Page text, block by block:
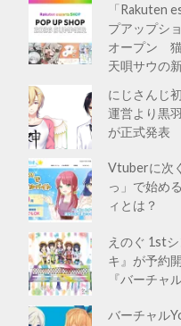
「Rakuten
プアップシ
オープン 猫
天唄サウの
にじさんじ
運営より黒
が正式発表
Vtuberに次
っ」で始め
ィとは？
えのぐ 1st
キ』が予約
『バーチャ
バーチャル